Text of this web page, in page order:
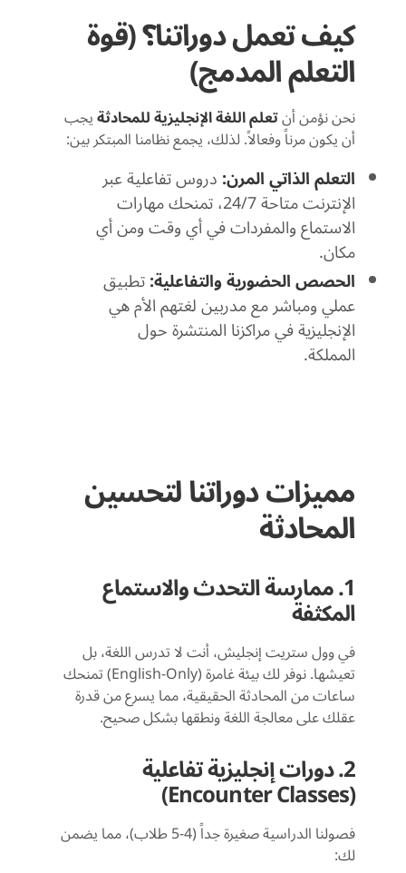
كيف تعمل دوراتنا؟ (قوة
التعلم المدمج)
نحن نؤمن أنتعلم اللغة الإنجليزية للمحادثةيجب
أن يكون مرناً وفعالاً. لذلك، يجمع نظامنا المبتكر بين:
التعلم الذاتي المرن:دروس تفاعلية عبر
الإنترنت متاحة 24/7، تمنحك مهارات
الاستماع والمفردات في أي وقت ومن أي
مكان.
الحصص الحضورية والتفاعلية:تطبيق
عملي ومباشر مع مدربين لغتهم الأم هي
الإنجليزية في مراكزنا المنتشرة حول
المملكة.
مميزات دوراتنا لتحسين
المحادثة
1. ممارسة التحدث والاستماع
المكثفة
في وول ستريت إنجليش، أنت لا تدرس اللغة، بل
تعيشها. نوفر لك بيئة غامرة (English-Only) تمنحك
ساعات من المحادثة الحقيقية، مما يسرع من قدرة
عقلك على معالجة اللغة ونطقها بشكل صحيح.
2. دورات إنجليزية تفاعلية
فصولنا الدراسية صغيرة جداً (4-5 طلاب)، مما يضمن
لك: